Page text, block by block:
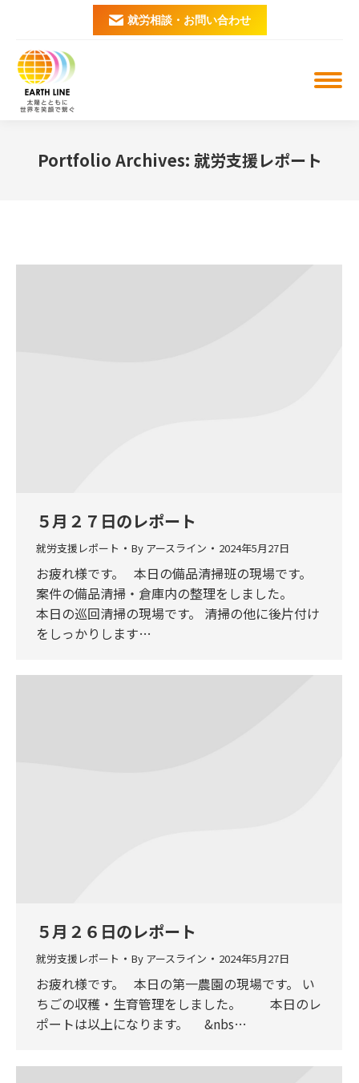
就労相談・お問い合わせ
Portfolio Archives: 就労支援レポート
５月２７日のレポート
就労支援レポート By アースライン 2024年5月27日
お疲れ様です。 本日の備品清掃班の現場です。
案件の備品清掃・倉庫内の整理をしました。
本日の巡回清掃の現場です。 清掃の他に後片付け
をしっかりします…
５月２６日のレポート
就労支援レポート By アースライン 2024年5月27日
お疲れ様です。 本日の第一農園の現場です。 い
ちごの収穫・生育管理をしました。 本日のレ
ポートは以上になります。 &nbs…